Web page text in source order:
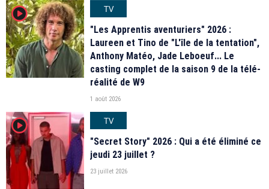
player2
TV
"Les Apprentis aventuriers" 2026 :
Laureen et Tino de "L'île de la tentation",
Anthony Matéo, Jade Leboeuf... Le
casting complet de la saison 9 de la télé-
réalité de W9
1 août 2026
player2
TV
"Secret Story" 2026 : Qui a été éliminé ce
jeudi 23 juillet ?
23 juillet 2026